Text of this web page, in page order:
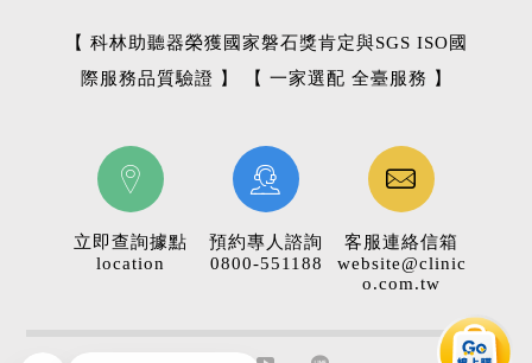
【 科林助聽器榮獲國家磐石獎肯定與SGS ISO國
際服務品質驗證 】 【 一家選配 全臺服務 】
立即查詢據點
location
預約專人諮詢
0800-551188
客服連絡信箱
website@clinic
o.com.tw